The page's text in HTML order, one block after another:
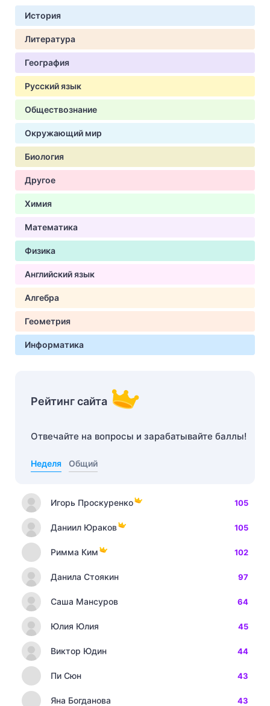
История
Литература
География
Русский язык
Обществознание
Окружающий мир
Биология
Другое
Химия
Математика
Физика
Английский язык
Алгебра
Геометрия
Информатика
Рейтинг сайта
Отвечайте на вопросы и зарабатывайте баллы!
Неделя Общий
Игорь Проскуренко 105
Даниил Юраков 105
Римма Ким 102
Данила Стоякин 97
Саша Мансуров 64
Юлия Юлия 45
Виктор Юдин 44
Пи Сюн 43
Яна Богданова 43